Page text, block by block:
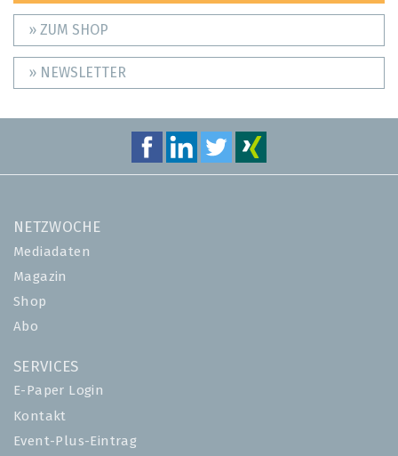
» ZUM SHOP
» NEWSLETTER
NETZWOCHE
Mediadaten
Magazin
Shop
Abo
SERVICES
E-Paper Login
Kontakt
Event-Plus-Eintrag